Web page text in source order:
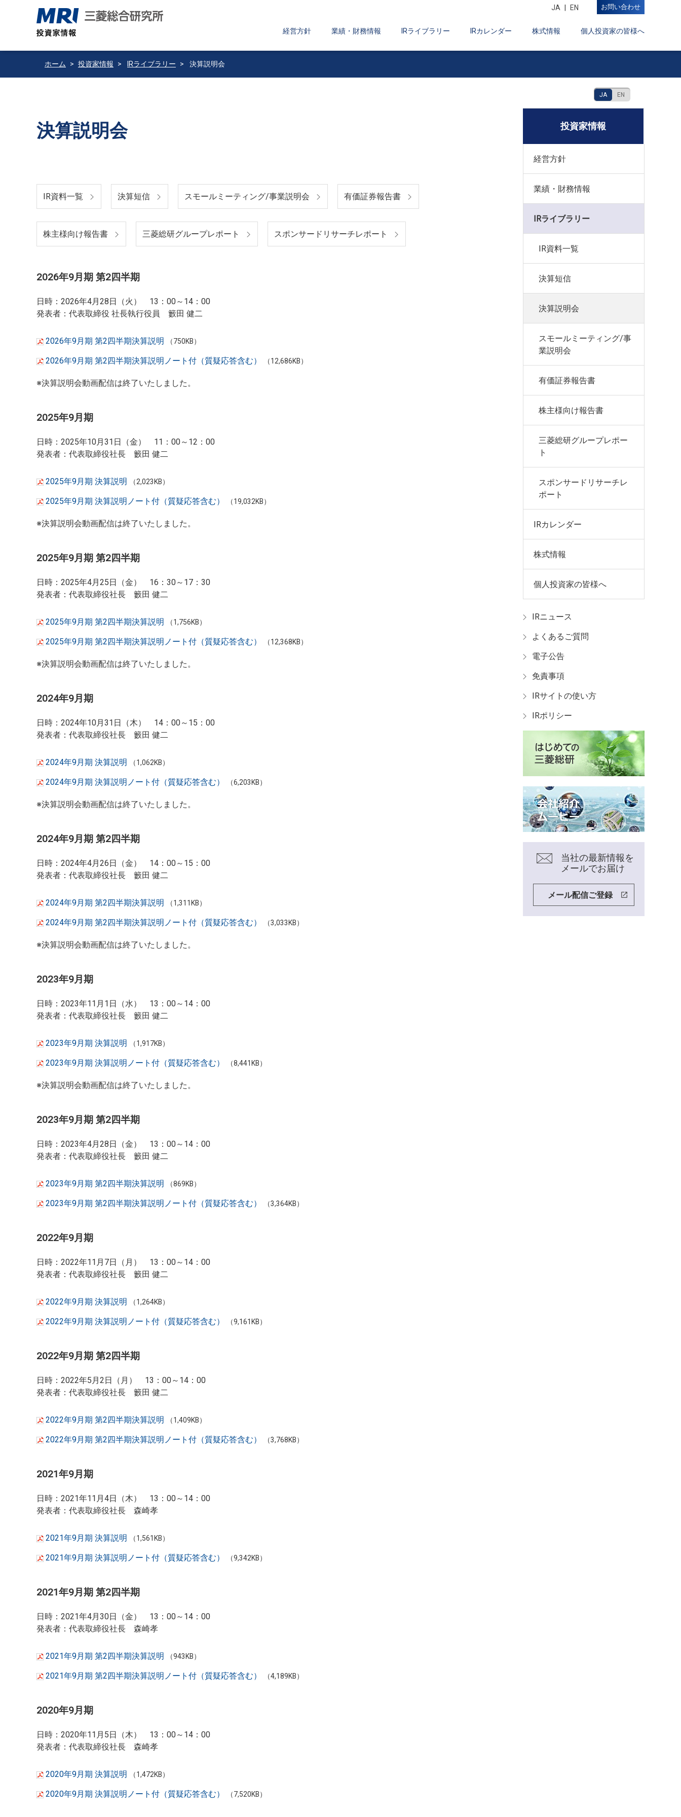
ホーム 投資家情報 IRライブラリー 決算説明会
投資家情報
経営方針
業績・財務情報
IRライブラリー
IR資料一覧
決算短信
決算説明会
スモールミーティング/事
業説明会
有価証券報告書
株主様向け報告書
三菱総研グループレポー
ト
スポンサードリサーチレ
ポート
IRカレンダー
株式情報
個人投資家の皆様へ
IRニュース
よくあるご質問
電子公告
免責事項
IRサイトの使い方
IRポリシー
メール配信ご登録
当社の最新情報を
メールでお届け
決算説明会
JA EN
IR資料一覧 決算短信 スモールミーティング/事業説明会 有価証券報告書
株主様向け報告書 三菱総研グループレポート スポンサードリサーチレポート
2026年9月期 第2四半期
日時：2026年4月28日（火） 13：00～14：00
発表者：代表取締役 社長執行役員 籔田 健二
2026年9月期 第2四半期決算説明 （750KB）
2026年9月期 第2四半期決算説明ノート付（質疑応答含む） （12,686KB）
※決算説明会動画配信は終了いたしました。
2025年9月期
日時：2025年10月31日（金） 11：00～12：00
発表者：代表取締役社長 籔田 健二
2025年9月期 決算説明 （2,023KB）
2025年9月期 決算説明ノート付（質疑応答含む） （19,032KB）
※決算説明会動画配信は終了いたしました。
2025年9月期 第2四半期
日時：2025年4月25日（金） 16：30～17：30
発表者：代表取締役社長 籔田 健二
2025年9月期 第2四半期決算説明 （1,756KB）
2025年9月期 第2四半期決算説明ノート付（質疑応答含む） （12,368KB）
※決算説明会動画配信は終了いたしました。
2024年9月期
日時：2024年10月31日（木） 14：00～15：00
発表者：代表取締役社長 籔田 健二
2024年9月期 決算説明 （1,062KB）
2024年9月期 決算説明ノート付（質疑応答含む） （6,203KB）
※決算説明会動画配信は終了いたしました。
2024年9月期 第2四半期
日時：2024年4月26日（金） 14：00～15：00
発表者：代表取締役社長 籔田 健二
2024年9月期 第2四半期決算説明 （1,311KB）
2024年9月期 第2四半期決算説明ノート付（質疑応答含む） （3,033KB）
※決算説明会動画配信は終了いたしました。
2023年9月期
日時：2023年11月1日（水） 13：00～14：00
発表者：代表取締役社長 籔田 健二
2023年9月期 決算説明 （1,917KB）
2023年9月期 決算説明ノート付（質疑応答含む） （8,441KB）
※決算説明会動画配信は終了いたしました。
2023年9月期 第2四半期
日時：2023年4月28日（金） 13：00～14：00
発表者：代表取締役社長 籔田 健二
2023年9月期 第2四半期決算説明 （869KB）
2023年9月期 第2四半期決算説明ノート付（質疑応答含む） （3,364KB）
2022年9月期
日時：2022年11月7日（月） 13：00～14：00
発表者：代表取締役社長 籔田 健二
2022年9月期 決算説明 （1,264KB）
2022年9月期 決算説明ノート付（質疑応答含む） （9,161KB）
2022年9月期 第2四半期
日時：2022年5月2日（月） 13：00～14：00
発表者：代表取締役社長 籔田 健二
2022年9月期 第2四半期決算説明 （1,409KB）
2022年9月期 第2四半期決算説明ノート付（質疑応答含む） （3,768KB）
2021年9月期
日時：2021年11月4日（木） 13：00～14：00
発表者：代表取締役社長 森崎孝
2021年9月期 決算説明 （1,561KB）
2021年9月期 決算説明ノート付（質疑応答含む） （9,342KB）
2021年9月期 第2四半期
日時：2021年4月30日（金） 13：00～14：00
発表者：代表取締役社長 森崎孝
2021年9月期 第2四半期決算説明 （943KB）
2021年9月期 第2四半期決算説明ノート付（質疑応答含む） （4,189KB）
2020年9月期
日時：2020年11月5日（木） 13：00～14：00
発表者：代表取締役社長 森崎孝
2020年9月期 決算説明 （1,472KB）
2020年9月期 決算説明ノート付（質疑応答含む） （7,520KB）
お問い合わせ
JA EN
経営方針 業績・財務情報 IRライブラリー IRカレンダー 株式情報 個人投資家の皆様へ